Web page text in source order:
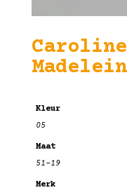
Kleur
05
Maat
51-19
Merk